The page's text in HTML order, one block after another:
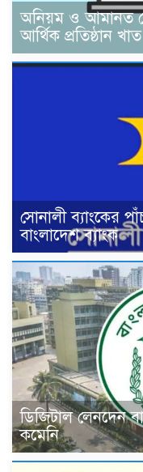
অনিয়ম ও আমানত
আর্থিক প্রতিষ্ঠান খাত
সোনালী ব্যাংকের
বাংলাদেশ ব্যাংক
ডিজিটাল লেনদেন
কমেনি